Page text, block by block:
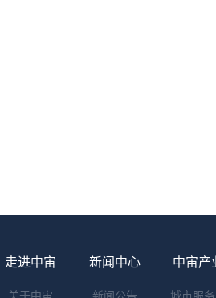
走进中宙 新闻中心 中宙产